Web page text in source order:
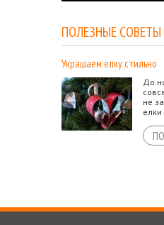
ПОЛЕЗНЫЕ СОВЕТЫ
Украшаем елку стильно
До
не